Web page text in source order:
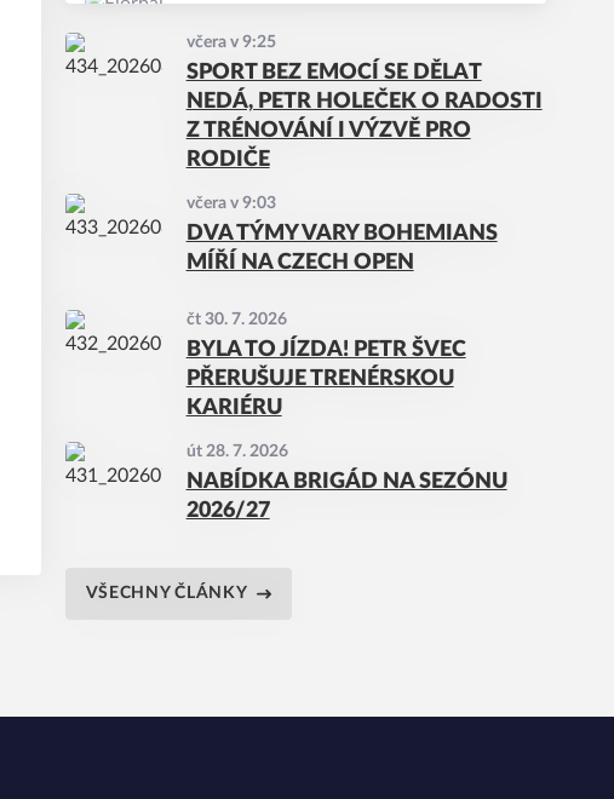
včera v 9:25
SPORT BEZ EMOCÍ SE DĚLAT
NEDÁ, PETR HOLEČEK O RADOSTI
Z TRÉNOVÁNÍ I VÝZVĚ PRO
RODIČE
včera v 9:03
DVA TÝMY VARY BOHEMIANS
MÍŘÍ NA CZECH OPEN
čt 30. 7. 2026
BYLA TO JÍZDA! PETR ŠVEC
PŘERUŠUJE TRENÉRSKOU
KARIÉRU
út 28. 7. 2026
NABÍDKA BRIGÁD NA SEZÓNU
2026/27
VŠECHNY ČLÁNKY